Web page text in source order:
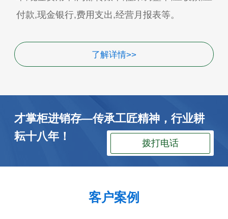
付款,现金银行,费用支出,经营月报表等。
了解详情>>
才掌柜进销存—传承工匠精神，行业耕
耘十八年！
拨打电话
客户案例